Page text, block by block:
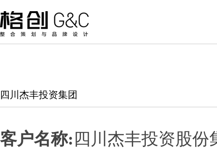
四川杰丰投资集团
客户名称: 四川杰丰投资股份